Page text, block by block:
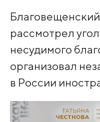
рассмотрел
несудимого
организовал
в России